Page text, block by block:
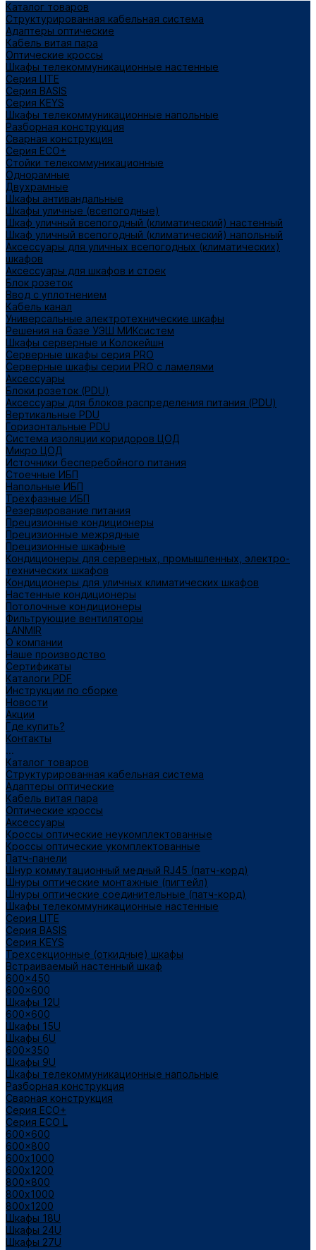
Каталог товаров
Структурированная кабельная система
Адаптеры оптические
Кабель витая пара
Оптические кроссы
Шкафы телекоммуникационные настенные
Cерия LITE
Cерия BASIS
Cерия KEYS
Шкафы телекоммуникационные напольные
Разборная конструкция
Сварная конструкция
Серия ECO+
Стойки телекоммуникационные
Однорамные
Двухрамные
Шкафы антивандальные
Шкафы уличные (всепогодные)
Шкаф уличный всепогодный (климатический) настенный
Шкаф уличный всепогодный (климатический) напольный
Аксессуары для уличных всепогодных (климатических)
шкафов
Аксессуары для шкафов и стоек
Блок розеток
Ввод с уплотнением
Кабель канал
Универсальные электротехнические шкафы
Решения на базе УЭШ МИКсистем
Шкафы серверные и Колокейшн
Серверные шкафы серия PRO
Серверные шкафы серии PRO с ламелями
Аксессуары
Блоки розеток (PDU)
Аксессуары для блоков распределения питания (PDU)
Вертикальные PDU
Горизонтальные PDU
Система изоляции коридоров ЦОД
Микро ЦОД
Источники бесперебойного питания
Стоечные ИБП
Напольные ИБП
Трёхфазные ИБП
Резервирование питания
Прецизионные кондиционеры
Прецизионные межрядные
Прецизионные шкафные
Кондиционеры для серверных, промышленных, электро-
технических шкафов
Кондиционеры для уличных климатических шкафов
Настенные кондиционеры
Потолочные кондиционеры
Фильтрующие вентиляторы
LANMIR
О компании
Наше производство
Сертификаты
Каталоги PDF
Инструкции по сборке
Новости
Акции
Где купить?
Контакты
...
Каталог товаров
Структурированная кабельная система
Адаптеры оптические
Кабель витая пара
Оптические кроссы
Аксессуары
Кроссы оптические неукомплектованные
Кроссы оптические укомплектованные
Патч-панели
Шнур коммутационный медный RJ45 (патч-корд)
Шнуры оптические монтажные (пигтейл)
Шнуры оптические соединительные (патч-корд)
Шкафы телекоммуникационные настенные
Cерия LITE
Cерия BASIS
Cерия KEYS
Трехсекционные (откидные) шкафы
Встраиваемый настенный шкаф
600x450
600x600
Шкафы 12U
600x600
Шкафы 15U
Шкафы 6U
600x350
Шкафы 9U
Шкафы телекоммуникационные напольные
Разборная конструкция
Сварная конструкция
Серия ECO+
Серия ECO L
600x600
600x800
600х1000
600х1200
800x800
800х1000
800х1200
Шкафы 18U
Шкафы 24U
Шкафы 27U